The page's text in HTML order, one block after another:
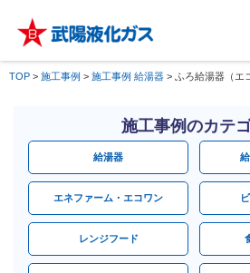
TOP > 施工事例 > 施工事例 給湯器 > ふろ給湯器（エ
施工事例のカテ
給湯器
エネファーム・エコワン
レンジフード